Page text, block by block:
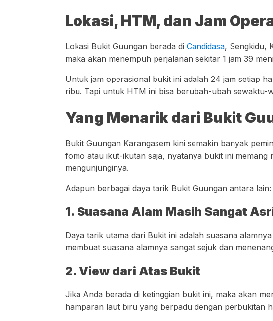
Lokasi, HTM, dan Jam
Lokasi Bukit Guungan berada di Candidasa, Sengkidu,
maka akan menempuh perjalanan sekitar 1 jam 39
Untuk jam operasional bukit ini adalah 24 jam setiap
ribu. Tapi untuk HTM ini bisa berubah-ubah sewaktu-
Yang Menarik dari Bukit
Bukit Guungan Karangasem kini semakin banyak
fomo atau ikut-ikutan saja, nyatanya bukit ini
mengunjunginya.
Adapun berbagai daya tarik Bukit Guungan antara lain:
1. Suasana Alam Masih Sangat
Daya tarik utama dari Bukit ini adalah suasana
membuat suasana alamnya sangat sejuk dan
2. View dari Atas Bukit
Jika Anda berada di ketinggian bukit ini, maka akan
hamparan laut biru yang berpadu dengan perbukitan